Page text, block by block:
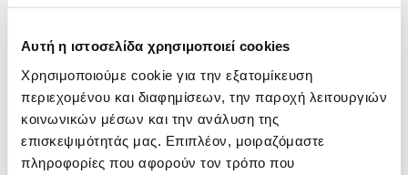
Αυτή η ιστοσελίδα χρησιμοποιεί cookies
Χρησιμοποιούμε cookie για την εξατομίκευση
περιεχομένου και διαφημίσεων, την παροχή λειτουργιών
κοινωνικών μέσων και την ανάλυση της
επισκεψιμότητάς μας. Επιπλέον, μοιραζόμαστε
πληροφορίες που αφορούν τον τρόπο που
Η ΠΙΟ ΙΣΧΥΡΗ JAGUAR ΕΩΣ ΤΩΡΑ